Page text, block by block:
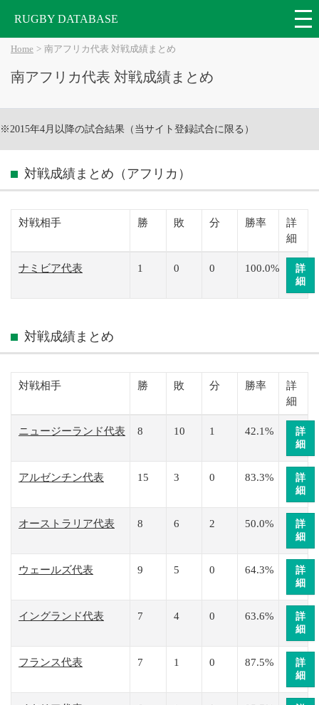
RUGBY DATABASE
Home 南アフリカ代表 対戦成績まとめ
南アフリカ代表 対戦成績まとめ
※2015年4月以降の試合結果（当サイト登録試合に限る）
対戦成績まとめ（アフリカ）
対戦相手 勝 敗 分 勝率
詳
細
ナミビア代表 1 0 0 100.0%
詳
細
対戦成績まとめ
対戦相手 勝 敗 分 勝率
詳
細
ニュージーランド代表 8 10 1 42.1%
詳
細
アルゼンチン代表 15 3 0 83.3%
詳
細
オーストラリア代表 8 6 2 50.0%
詳
細
ウェールズ代表 9 5 0 64.3%
詳
細
イングランド代表 7 4 0 63.6%
詳
細
フランス代表 7 1 0 87.5%
詳
細